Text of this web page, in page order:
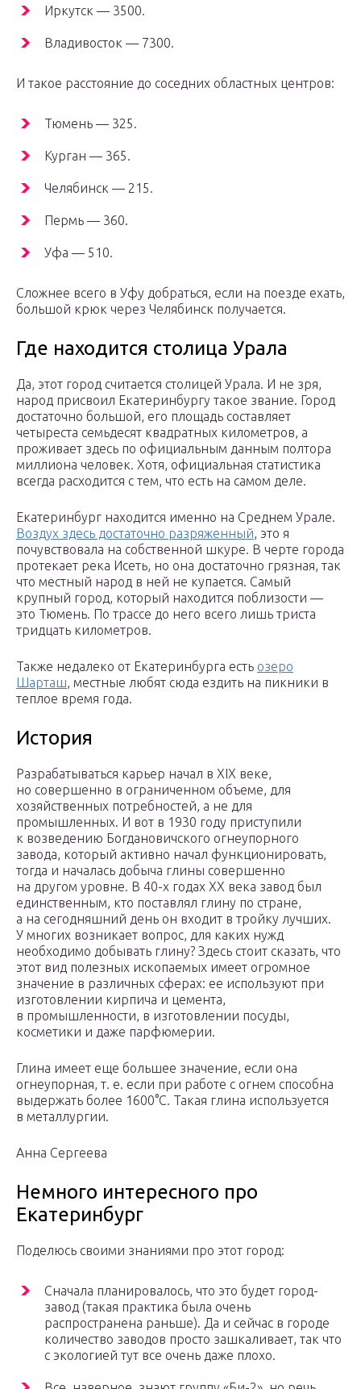
Иркутск — 3500.
Владивосток — 7300.
И такое расстояние до соседних областных центров:
Тюмень — 325.
Курган — 365.
Челябинск — 215.
Пермь — 360.
Уфа — 510.
Сложнее всего в Уфу добраться, если на поезде ехать,
большой крюк через Челябинск получается.
Где находится столица Урала
Да, этот город считается столицей Урала. И не зря,
народ присвоил Екатеринбургу такое звание. Город
достаточно большой, его площадь составляет
четыреста семьдесят квадратных километров, а
проживает здесь по официальным данным полтора
миллиона человек. Хотя, официальная статистика
всегда расходится с тем, что есть на самом деле.
Екатеринбург находится именно на Среднем Урале.
Воздух здесь достаточно разряженный, это я
почувствовала на собственной шкуре. В черте города
протекает река Исеть, но она достаточно грязная, так
что местный народ в ней не купается. Самый
крупный город, который находится поблизости —
это Тюмень. По трассе до него всего лишь триста
тридцать километров.
Также недалеко от Екатеринбурга есть озеро
Шарташ, местные любят сюда ездить на пикники в
теплое время года.
История
Разрабатываться карьер начал в XIX веке,
но совершенно в ограниченном объеме, для
хозяйственных потребностей, а не для
промышленных. И вот в 1930 году приступили
к возведению Богдановичского огнеупорного
завода, который активно начал функционировать,
тогда и началась добыча глины совершенно
на другом уровне. В 40-х годах XX века завод был
единственным, кто поставлял глину по стране,
а на сегодняшний день он входит в тройку лучших.
У многих возникает вопрос, для каких нужд
необходимо добывать глину? Здесь стоит сказать, что
этот вид полезных ископаемых имеет огромное
значение в различных сферах: ее используют при
изготовлении кирпича и цемента,
в промышленности, в изготовлении посуды,
косметики и даже парфюмерии.
Глина имеет еще большее значение, если она
огнеупорная, т. е. если при работе с огнем способна
выдержать более 1600°C. Такая глина используется
в металлургии.
Анна Сергеева
Немного интересного про
Екатеринбург
Поделюсь своими знаниями про этот город:
Сначала планировалось, что это будет город-
завод (такая практика была очень
распространена раньше). Да и сейчас в городе
количество заводов просто зашкаливает, так что
с экологией тут все очень даже плохо.